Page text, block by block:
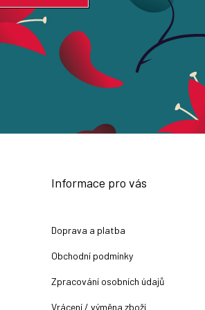
Informace pro vás
Doprava a platba
Obchodní podmínky
Zpracování osobních údajů
Vrácení / výměna zboží